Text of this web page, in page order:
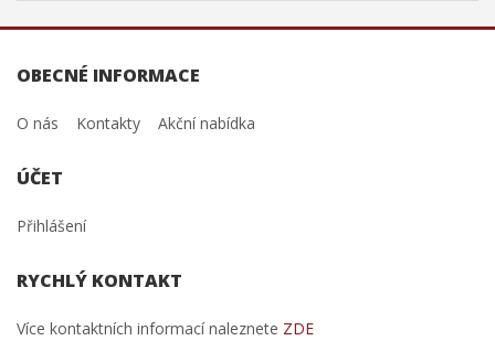
OBECNÉ INFORMACE
O nás Kontakty Akční nabídka
ÚČET
Přihlášení
RYCHLÝ KONTAKT
Více kontaktních informací naleznete ZDE